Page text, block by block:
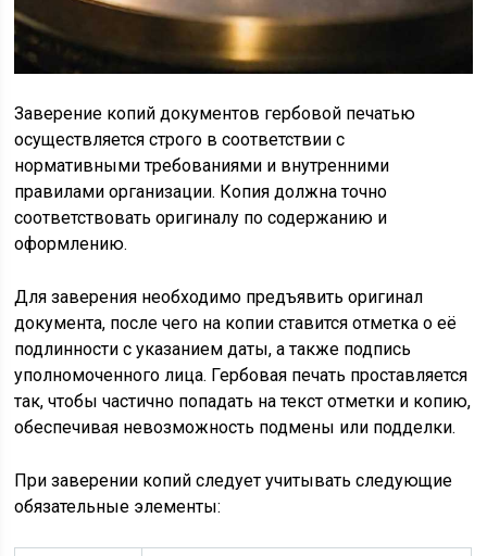
Заверение копий документов гербовой печатью
осуществляется строго в соответствии с
нормативными требованиями и внутренними
правилами организации. Копия должна точно
соответствовать оригиналу по содержанию и
оформлению.
Для заверения необходимо предъявить оригинал
документа, после чего на копии ставится отметка о её
подлинности с указанием даты, а также подпись
уполномоченного лица. Гербовая печать проставляется
так, чтобы частично попадать на текст отметки и копию,
обеспечивая невозможность подмены или подделки.
При заверении копий следует учитывать следующие
обязательные элементы: